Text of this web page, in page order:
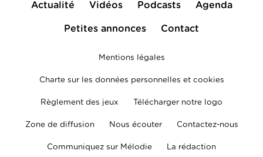
Actualité Vidéos Podcasts Agenda
Petites annonces Contact
Mentions légales
Charte sur les données personnelles et cookies
Règlement des jeux Télécharger notre logo
Zone de diffusion Nous écouter Contactez-nous
Communiquez sur Mélodie La rédaction